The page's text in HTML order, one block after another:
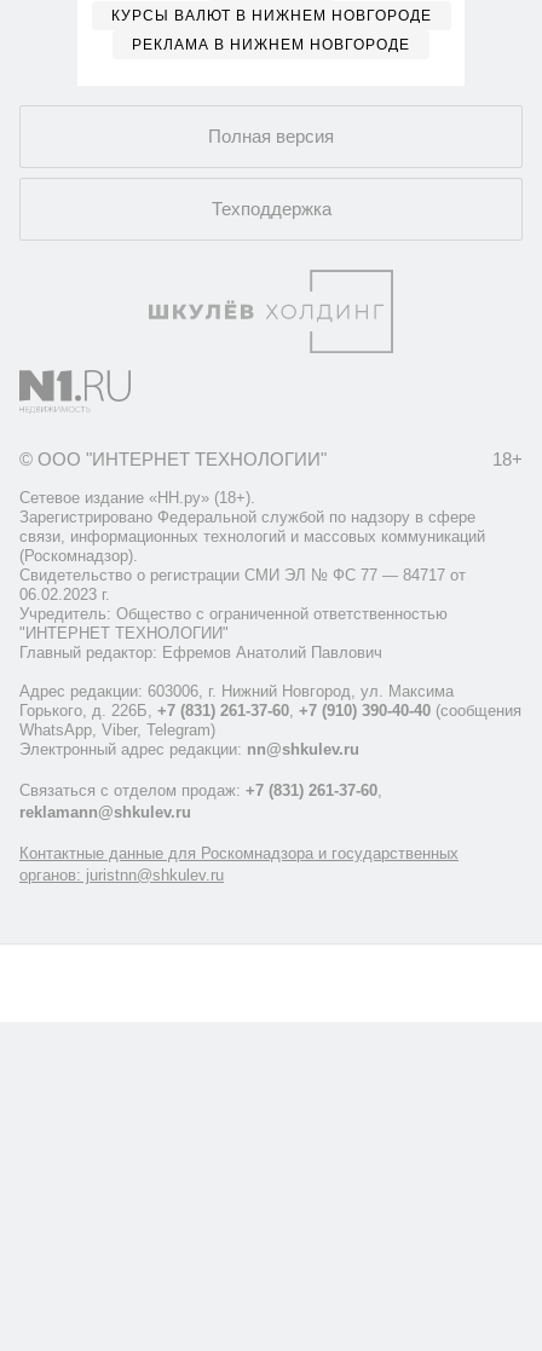
КУРСЫ ВАЛЮТ В НИЖНЕМ НОВГОРОДЕ
РЕКЛАМА В НИЖНЕМ НОВГОРОДЕ
Полная версия
Техподдержка
© ООО "ИНТЕРНЕТ ТЕХНОЛОГИИ" 18+
Сетевое издание «НН.ру» (18+).
Зарегистрировано Федеральной службой по надзору в сфере
связи, информационных технологий и массовых коммуникаций
(Роскомнадзор).
Свидетельство о регистрации СМИ ЭЛ № ФС 77 — 84717 от
06.02.2023 г.
Учредитель: Общество с ограниченной ответственностью
"ИНТЕРНЕТ ТЕХНОЛОГИИ"
Главный редактор: Ефремов Анатолий Павлович
Адрес редакции: 603006, г. Нижний Новгород, ул. Максима
Горького, д. 226Б, +7 (831) 261-37-60 +7 (910) 390-40-40 (сообщения
WhatsApp, Viber, Telegram)
Электронный адрес редакции: nn@shkulev.ru
Связаться с отделом продаж: +7 (831) 261-37-60
reklamann@shkulev.ru
Контактные данные для Роскомнадзора и государственных
органов: juristnn@shkulev.ru